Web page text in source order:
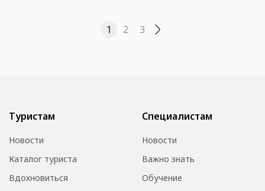
1 2 3
Туристам
Новости
Каталог туриста
Вдохновиться
Специалистам
Новости
Важно знать
Обучение